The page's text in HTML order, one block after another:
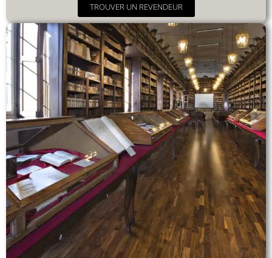
TROUVER UN REVENDEUR